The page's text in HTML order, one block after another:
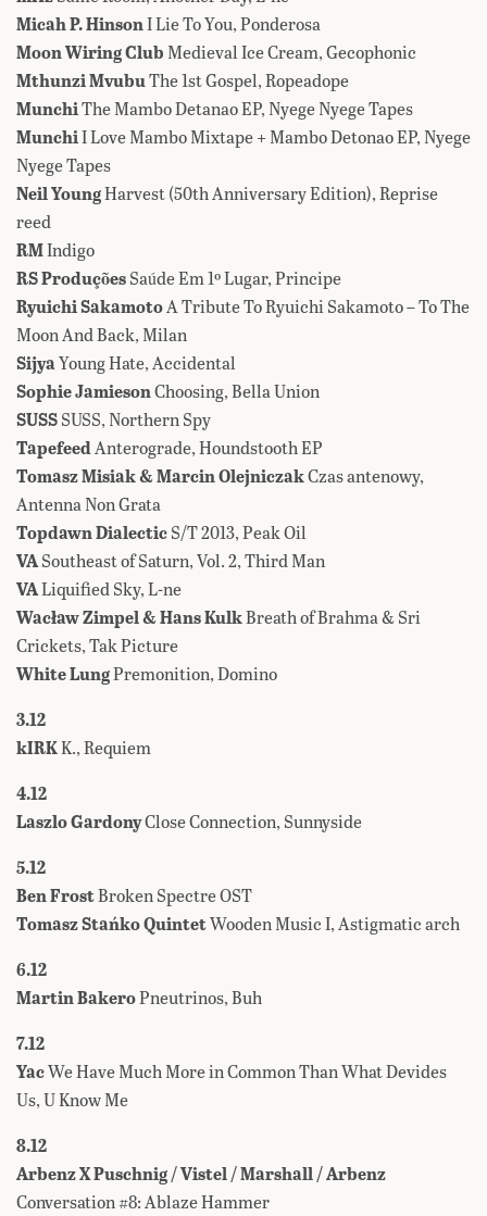
Micah P. HinsonI Lie To You, Ponderosa
Moon Wiring Club Medieval Ice Cream, Gecophonic
Mthunzi MvubuThe 1st Gospel, Ropeadope
MunchiThe Mambo Detanao EP, Nyege Nyege Tapes
MunchiI Love Mambo Mixtape + Mambo Detonao EP, Nyege
Nyege Tapes
Neil YoungHarvest (50th Anniversary Edition), Reprise
reed
RMIndigo
RS ProduçõesSa​ú​de Em 1º Lugar, Principe
Ryuichi SakamotoA Tribute To Ryuichi Sakamoto – To The
Moon And Back, Milan
SijyaYoung Hate, Accidental
Sophie JamiesonChoosing, Bella Union
SUSSSUSS, Northern Spy
TapefeedAnterograde, Houndstooth EP
Tomasz Misiak & Marcin OlejniczakCzas antenowy,
Antenna Non Grata
Topdawn DialecticS/T 2013, Peak Oil
VASoutheast of Saturn, Vol. 2, Third Man
VALiquified Sky, L-ne
Wacław Zimpel & Hans KulkBreath of Brahma & Sri
Crickets, Tak Picture
White LungPremonition, Domino
3.12
kIRKK., Requiem
4.12
Laszlo GardonyClose Connection, Sunnyside
5.12
Ben FrostBroken Spectre OST
Tomasz Stańko QuintetWooden Music I, Astigmatic arch
6.12
Martin BakeroPneutrinos, Buh
7.12
YacWe Have Much More in Common Than What Devides
Us, U Know Me
8.12
Arbenz X Puschnig / Vistel / Marshall / Arbenz
Conversation #8: Ablaze Hammer